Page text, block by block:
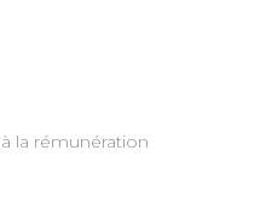
la rémunération